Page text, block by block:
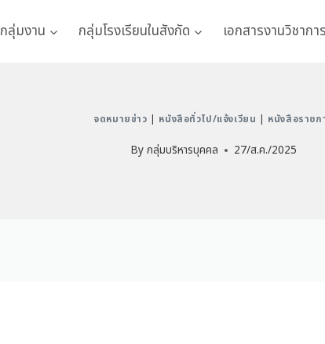
กลุ่มงาน กลุ่มโรงเรียนในสังกัด เอกสารงานวิชาการ
จดหมายข่าว หนังสือทั่วไป/แจ้งเวียน หนังสือราชก
By กลุ่มบริหารบุคคล 27/ส.ค./2025